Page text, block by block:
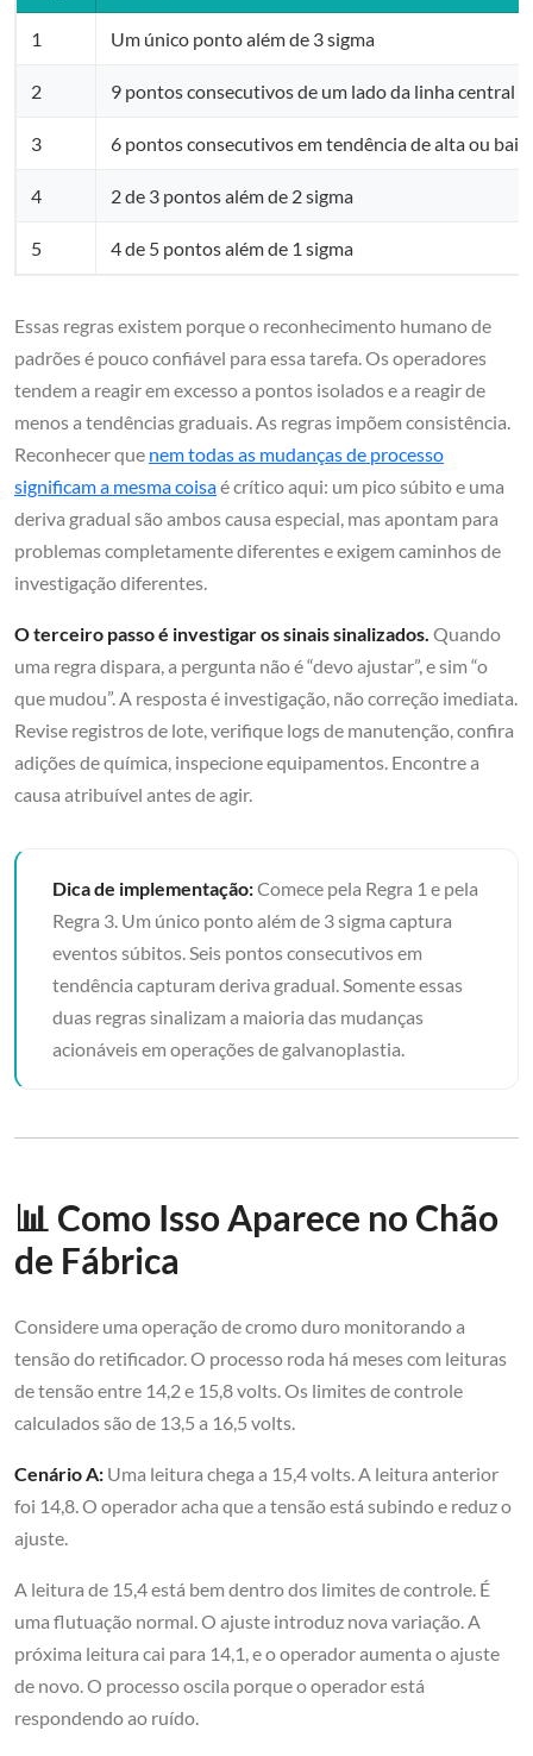
1 Um único ponto além de 3 sigma
2 9 pontos consecutivos de um lado da linha central
3 6 pontos consecutivos em tendência de alta ou
4 2 de 3 pontos além de 2 sigma
5 4 de 5 pontos além de 1 sigma
Essas regras existem porque o reconhecimento humano de
padrões é pouco confiável para essa tarefa. Os operadores
tendem a reagir em excesso a pontos isolados e a reagir de
menos a tendências graduais. As regras impõem consistência.
Reconhecer que nem todas as mudanças de processo
significam a mesma coisaé crítico aqui: um pico súbito e uma
deriva gradual são ambos causa especial, mas apontam para
problemas completamente diferentes e exigem caminhos de
investigação diferentes.
O terceiro passo é investigar os sinais sinalizados. Quando
uma regra dispara, a pergunta não é “devo ajustar”, e sim “o
que mudou”. A resposta é investigação, não correção imediata.
Revise registros de lote, verifique logs de manutenção, confira
adições de química, inspecione equipamentos. Encontre a
causa atribuível antes de agir.
Dica de implementação:Comece pela Regra 1 e pela
Regra 3. Um único ponto além de 3 sigma captura
eventos súbitos. Seis pontos consecutivos em
tendência capturam deriva gradual. Somente essas
duas regras sinalizam a maioria das mudanças
acionáveis em operações de galvanoplastia.
📊 Como Isso Aparece no Chão
de Fábrica
Considere uma operação de cromo duro monitorando a
tensão do retificador. O processo roda há meses com leituras
de tensão entre 14,2 e 15,8 volts. Os limites de controle
calculados são de 13,5 a 16,5 volts.
Cenário A: Uma leitura chega a 15,4 volts. A leitura anterior
foi 14,8. O operador acha que a tensão está subindo e reduz o
ajuste.
A leitura de 15,4 está bem dentro dos limites de controle. É
uma flutuação normal. O ajuste introduz nova variação. A
próxima leitura cai para 14,1, e o operador aumenta o ajuste
de novo. O processo oscila porque o operador está
respondendo ao ruído.